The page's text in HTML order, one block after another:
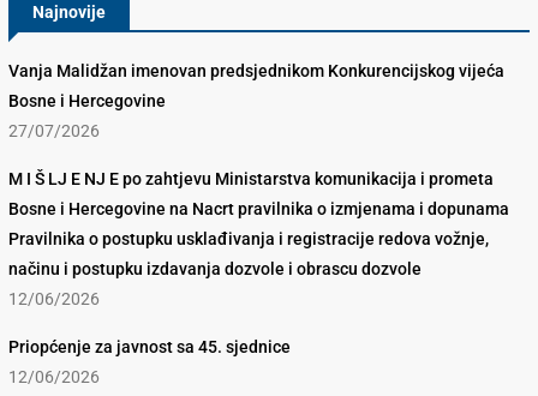
Najnovije
Vanja Malidžan imenovan predsjednikom Konkurencijskog vijeća
Bosne i Hercegovine
27/07/2026
M I Š LJ E NJ E po zahtjevu Ministarstva komunikacija i prometa
Bosne i Hercegovine na Nacrt pravilnika o izmjenama i dopunama
Pravilnika o postupku usklađivanja i registracije redova vožnje,
načinu i postupku izdavanja dozvole i obrascu dozvole
12/06/2026
Priopćenje za javnost sa 45. sjednice
12/06/2026